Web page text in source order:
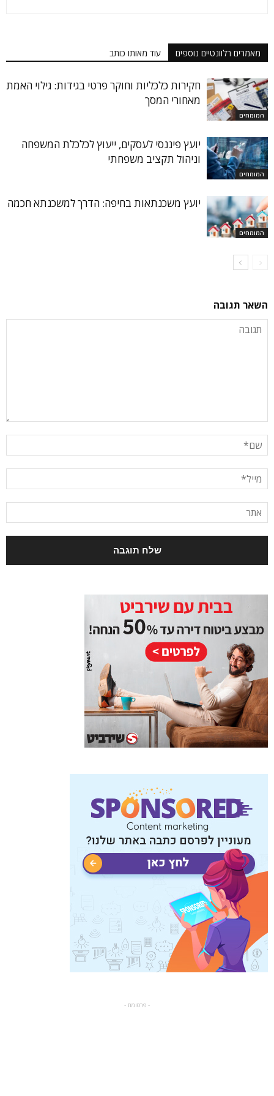
מאמרים רלוונטיים נוספים עוד מאותו כותב
המומחים
חקירות כלכליות וחוקר פרטי בגידות: גילוי האמת
מאחורי המסך
המומחים
יועץ פיננסי לעסקים, ייעוץ לכלכלת המשפחה
וניהול תקציב משפחתי
המומחים
יועץ משכנתאות בחיפה: הדרך למשכנתא חכמה
השאר תגובה
- פרסומת -